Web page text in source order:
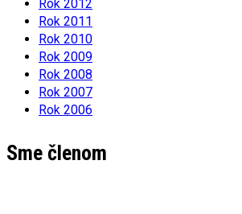
Rok 2012
Rok 2011
Rok 2010
Rok 2009
Rok 2008
Rok 2007
Rok 2006
Sme členom